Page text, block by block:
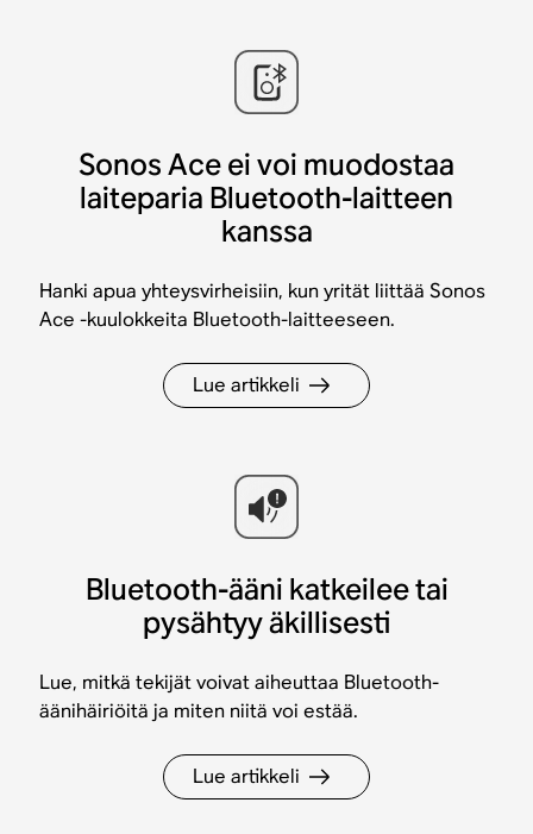
Sonos Ace ei voi muodostaa
laiteparia Bluetooth-laitteen
kanssa
Hanki apua yhteysvirheisiin, kun yrität liittää Sonos
Ace -kuulokkeita Bluetooth-laitteeseen.
Lue artikkeli
Bluetooth-ääni katkeilee tai
pysähtyy äkillisesti
Lue, mitkä tekijät voivat aiheuttaa Bluetooth-
äänihäiriöitä ja miten niitä voi estää.
Lue artikkeli